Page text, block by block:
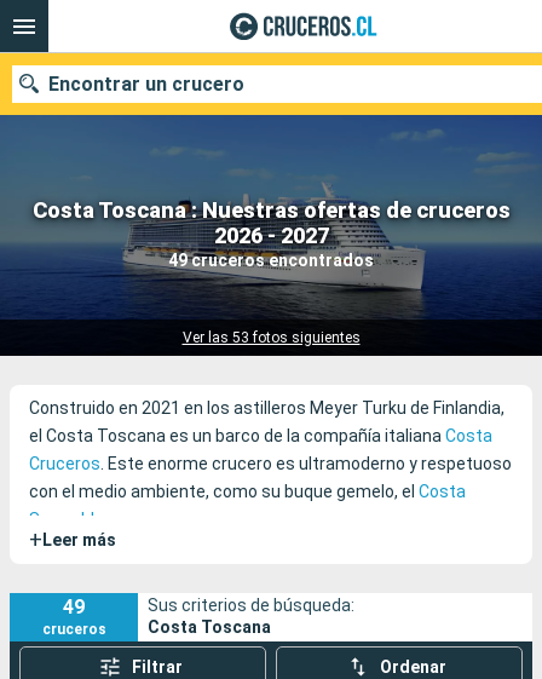
Costa Toscana : Nuestras ofertas de cruceros
2026 - 2027
49 cruceros encontrados
Ver las 53 fotos siguientes
Encontrar un crucero
Nuestros destinos
Fecha de salida
Construido en 2021 en los astilleros Meyer Turku de Finlandia,
el Costa Toscana es un barco de la compañía italianaCosta
Cruceros. Este enorme crucero es ultramoderno y respetuoso
con el medio ambiente, como su buque gemelo, el Costa
Smeralda
+ Leer más
49
cruceros
Sus criterios de búsqueda:
Costa Toscana
Filtrar Ordenar